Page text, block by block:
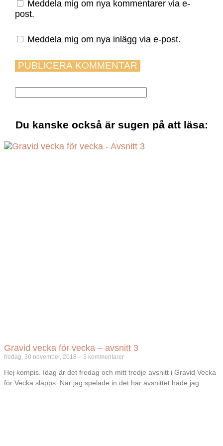
Meddela mig om nya kommentarer via e-
post.
Meddela mig om nya inlägg via e-post.
Du kanske också är sugen på att läsa:
Gravid vecka för vecka – avsnitt 3
fredag, 30 november, 2018 3 kommentarer
Hej kompis. Idag är det fredag och mitt tredje avsnitt i Gravid Vecka
för Vecka släpps. När jag spelade in det här avsnittet hade jag